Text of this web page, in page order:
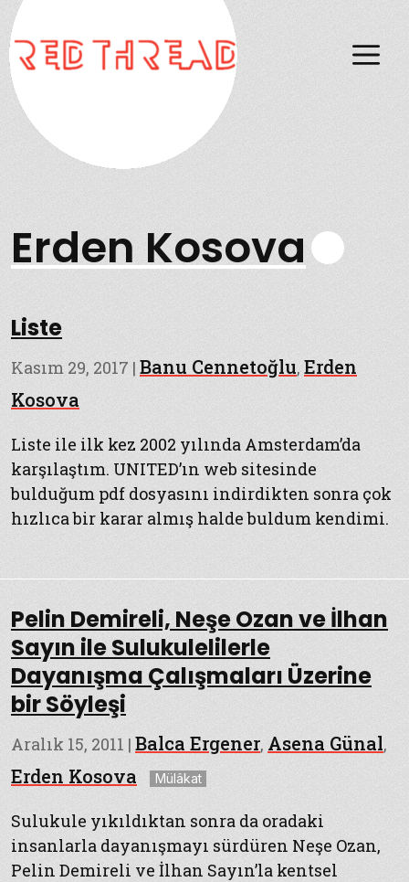
Erden Kosova
Liste
Kasım 29, 2017 | Banu Cennetoğlu, Erden
Kosova
Liste ile ilk kez 2002 yılında Amsterdam’da
karşılaştım. UNITED’ın web sitesinde
bulduğum pdf dosyasını indirdikten sonra çok
hızlıca bir karar almış halde buldum kendimi.
Pelin Demireli, Neşe Ozan ve İlhan
Sayın ile Sulukulelilerle
Dayanışma Çalışmaları Üzerine
bir Söyleşi
Aralık 15, 2011 | Balca Ergener, Asena Günal,
Erden Kosova Etiketler
Mülâkat
Sulukule yıkıldıktan sonra da oradaki
insanlarla dayanışmayı sürdüren Neşe Ozan,
Pelin Demireli ve İlhan Sayın’la kentsel